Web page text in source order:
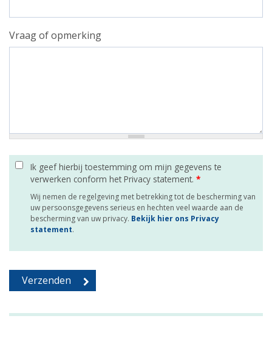
Vraag of opmerking
Ik geef hierbij toestemming om mijn gegevens te
verwerken conform het Privacy statement. *
Wij nemen de regelgeving met betrekking tot de bescherming van
uw persoonsgegevens serieus en hechten veel waarde aan de
bescherming van uw privacy. Bekijk hier ons Privacy
statement.